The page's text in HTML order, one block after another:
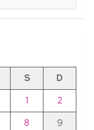
S
D
1
2
8
9